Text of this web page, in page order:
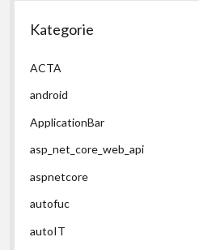
Kategorie
ACTA
android
ApplicationBar
asp_net_core_web_api
aspnetcore
autofuc
autoIT